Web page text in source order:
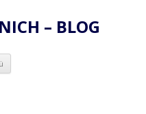
– BLOG
Zum
springen